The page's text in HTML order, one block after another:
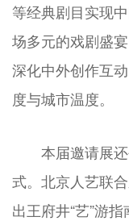
等经典剧目实现
场多元的戏剧盛
深化中外创作互
度与城市温度。
本届邀请展
式。北京人艺联
出王府井“艺”游